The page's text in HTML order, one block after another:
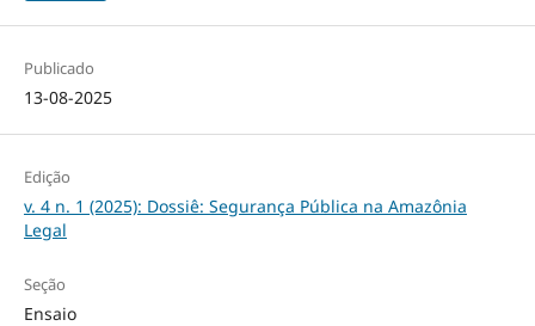
Publicado
13-08-2025
Edição
v. 4 n. 1 (2025): Dossiê: Segurança Pública na Amazônia
Legal
Seção
Ensaio